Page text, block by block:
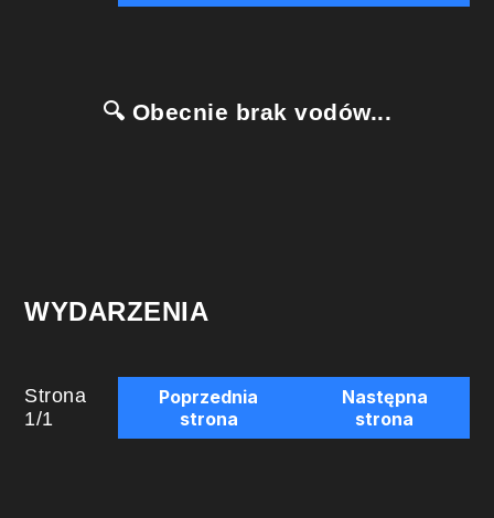
🔍 Obecnie brak vodów...
WYDARZENIA
Strona
1/1
Poprzednia
strona
Następna
strona